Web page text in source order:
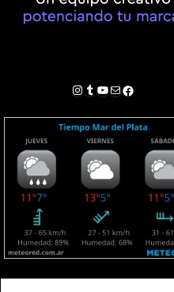
Instagram
Tumblr
YouTube
Correo electrónico
Facebook